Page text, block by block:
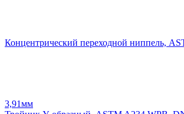
Концентрический переходной ниппель,
3,91мм